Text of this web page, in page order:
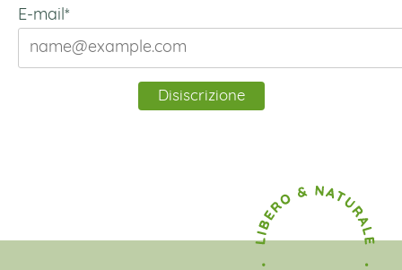
E-mail*
Disiscrizione